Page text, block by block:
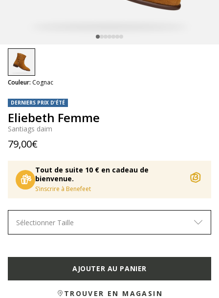
DERNIERS PRIX D'ÉTÉ
Eliebeth Femme
Santiags daim
79,00€
Tout de suite 10 € en cadeau de
bienvenue.
S’inscrire à Benefeet
Couleur: Cognac
selected
Sélectionner Taille
AJOUTER AU PANIER
TROUVER EN MAGASIN